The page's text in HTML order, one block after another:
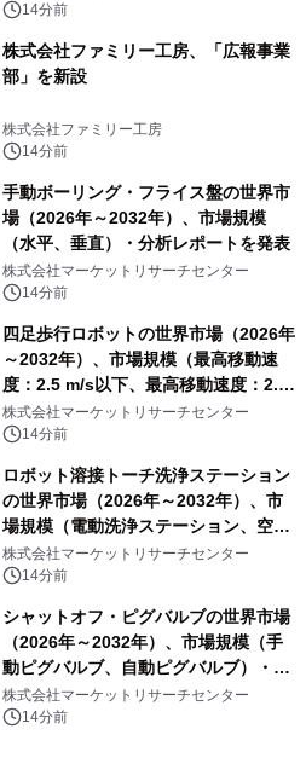
14分前
株式会社ファミリー工房、「広報事業
部」を新設
株式会社ファミリー工房
14分前
手動ボーリング・フライス盤の世界市
場（2026年～2032年）、市場規模
（水平、垂直）・分析レポートを発表
株式会社マーケットリサーチセンター
14分前
四足歩行ロボットの世界市場（2026年
～2032年）、市場規模（最高移動速
度：2.5 m/s以下、最高移動速度：2.5
m/s超）・分析レポートを発表
株式会社マーケットリサーチセンター
14分前
ロボット溶接トーチ洗浄ステーション
の世界市場（2026年～2032年）、市
場規模（電動洗浄ステーション、空圧
洗浄ステーション）・分析レポートを
発表
株式会社マーケットリサーチセンター
14分前
シャットオフ・ピグバルブの世界市場
（2026年～2032年）、市場規模（手
動ピグバルブ、自動ピグバルブ）・分
析レポートを発表
株式会社マーケットリサーチセンター
14分前